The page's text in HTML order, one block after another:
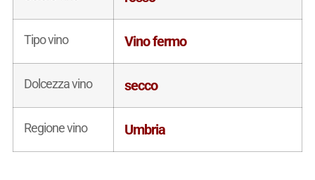
Tipo vino Vino fermo
Dolcezza vino secco
Regione vino Umbria